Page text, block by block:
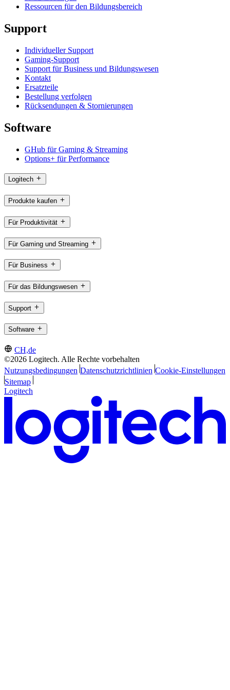
Ressourcen für den Bildungsbereich
Support
Individueller Support
Gaming-Support
Support für Business und Bildungswesen
Kontakt
Ersatzteile
Bestellung verfolgen
Rücksendungen & Stornierungen
Software
GHub für Gaming & Streaming
Options+ für Performance
Logitech
Produkte kaufen
Für Produktivität
Für Gaming und Streaming
Für Business
Für das Bildungswesen
Support
Software
CH,de
©2026 Logitech. Alle Rechte vorbehalten
Nutzungsbedingungen Datenschutzrichtlinien Cookie-Einstellungen
Sitemap
Logitech